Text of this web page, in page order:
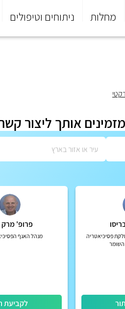
מחלות ניתוחים וטיפולים
אותך ליצור
פסיכיאטריה
השומר
פרופ' מרק
מנהל האגף
לקביעת